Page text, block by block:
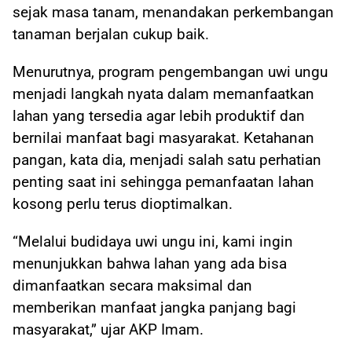
sejak masa tanam, menandakan perkembangan
tanaman berjalan cukup baik.
Menurutnya, program pengembangan uwi ungu
menjadi langkah nyata dalam memanfaatkan
lahan yang tersedia agar lebih produktif dan
bernilai manfaat bagi masyarakat. Ketahanan
pangan, kata dia, menjadi salah satu perhatian
penting saat ini sehingga pemanfaatan lahan
kosong perlu terus dioptimalkan.
“Melalui budidaya uwi ungu ini, kami ingin
menunjukkan bahwa lahan yang ada bisa
dimanfaatkan secara maksimal dan
memberikan manfaat jangka panjang bagi
masyarakat,” ujar AKP Imam.